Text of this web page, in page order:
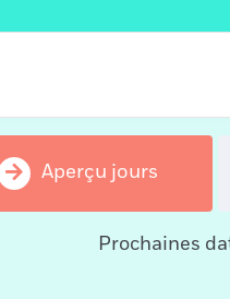
Aperçu jours
Prochaines